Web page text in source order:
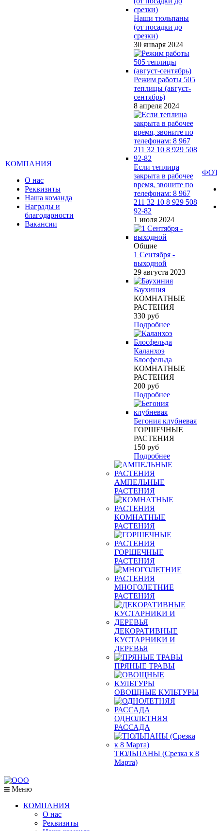
КОМПАНИЯ
О нас
Реквизиты
Наша команда
Награды и
благодарности
Вакансии
Наши тюльпаны
(от посадки до
срезки)
30 января 2024
Режим работы 505
теплицы (август-
сентябрь)
8 апреля 2024
Если теплица
закрыта в рабочее
время, звоните по
телефонам: 8 967
211 32 10 8 929 508
92-82
1 июля 2024
Общие
1 Сентября -
выходной
29 августа 2023
Баухиния
КОМНАТНЫЕ
РАСТЕНИЯ
330 руб
Подробнее
Каланхоэ
Блосфельда
КОМНАТНЫЕ
РАСТЕНИЯ
200 руб
Подробнее
Бегония клубневая
ГОРШЕЧНЫЕ
РАСТЕНИЯ
150 руб
Подробнее
АМПЕЛЬНЫЕ
РАСТЕНИЯ
КОМНАТНЫЕ
РАСТЕНИЯ
ГОРШЕЧНЫЕ
РАСТЕНИЯ
МНОГОЛЕТНИЕ
РАСТЕНИЯ
ДЕКОРАТИВНЫЕ
КУСТАРНИКИ И
ДЕРЕВЬЯ
ПРЯНЫЕ ТРАВЫ
ОВОЩНЫЕ КУЛЬТУРЫ
ОДНОЛЕТНЯЯ
РАССАДА
ТЮЛЬПАНЫ (Срезка к 8
Марта)
Меню
КОМПАНИЯ
О нас
Реквизиты